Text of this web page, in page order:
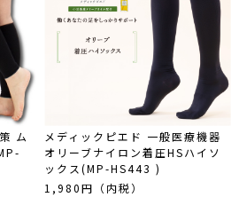
ム
メディックピエド 一般医療機器
オリーブナイロン着圧HSハイソ
ックス(MP-HS443 )
1,980円（内税）